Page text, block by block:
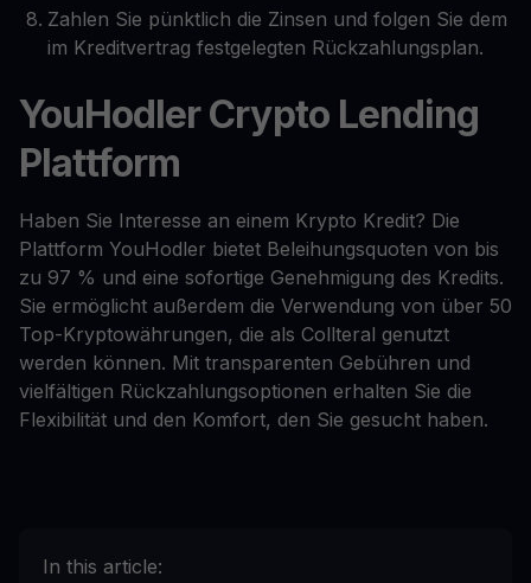
Zahlen Sie pünktlich die Zinsen und folgen Sie dem
im Kreditvertrag festgelegten Rückzahlungsplan.
YouHodler Crypto Lending
Plattform
Haben Sie Interesse an einem Krypto Kredit? Die
Plattform YouHodler bietet Beleihungsquoten von bis
zu 97 % und eine sofortige Genehmigung des Kredits.
Sie ermöglicht außerdem die Verwendung von über 50
Top-Kryptowährungen, die als Collteral genutzt
werden können. Mit transparenten Gebühren und
vielfältigen Rückzahlungsoptionen erhalten Sie die
Flexibilität und den Komfort, den Sie gesucht haben.
In this article: